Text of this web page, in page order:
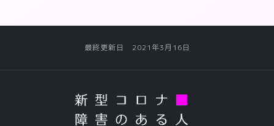
最終更新日 2021年3月16日